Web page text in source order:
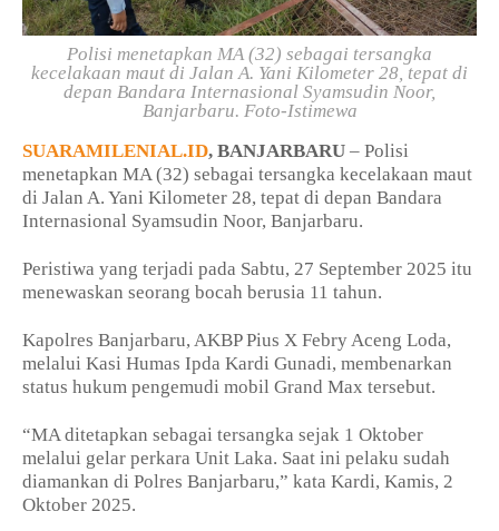
Polisi menetapkan MA (32) sebagai tersangka
kecelakaan maut di Jalan A. Yani Kilometer 28, tepat di
depan Bandara Internasional Syamsudin Noor,
Banjarbaru. Foto-Istimewa
SUARAMILENIAL.ID, BANJARBARU – Polisi
menetapkan MA (32) sebagai tersangka kecelakaan maut
di Jalan A. Yani Kilometer 28, tepat di depan Bandara
Internasional Syamsudin Noor, Banjarbaru.
Peristiwa yang terjadi pada Sabtu, 27 September 2025 itu
menewaskan seorang bocah berusia 11 tahun.
Kapolres Banjarbaru, AKBP Pius X Febry Aceng Loda,
melalui Kasi Humas Ipda Kardi Gunadi, membenarkan
status hukum pengemudi mobil Grand Max tersebut.
“MA ditetapkan sebagai tersangka sejak 1 Oktober
melalui gelar perkara Unit Laka. Saat ini pelaku sudah
diamankan di Polres Banjarbaru,” kata Kardi, Kamis, 2
Oktober 2025.